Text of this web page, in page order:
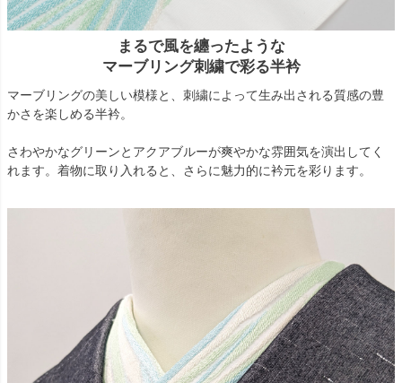
まるで風を纏ったような
マーブリング刺繍で彩る半衿
マーブリングの美しい模様と、刺繍によって生み出される質感の豊
かさを楽しめる半衿。
さわやかなグリーンとアクアブルーが爽やかな雰囲気を演出してく
れます。着物に取り入れると、さらに魅力的に衿元を彩ります。